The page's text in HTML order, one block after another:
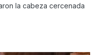
la cabeza cercenada